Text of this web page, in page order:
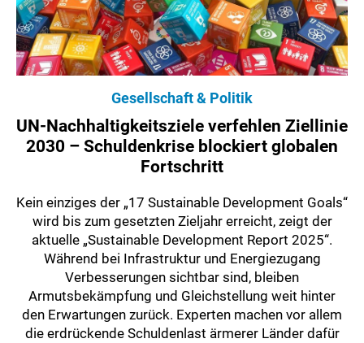
Gesellschaft & Politik
UN-Nachhaltigkeitsziele verfehlen Ziellinie
2030 – Schuldenkrise blockiert globalen
Fortschritt
Kein einziges der „17 Sustainable Development Goals“
wird bis zum gesetzten Zieljahr erreicht, zeigt der
aktuelle „Sustainable Development Report 2025“.
Während bei Infrastruktur und Energiezugang
Verbesserungen sichtbar sind, bleiben
Armutsbekämpfung und Gleichstellung weit hinter
den Erwartungen zurück. Experten machen vor allem
die erdrückende Schuldenlast ärmerer Länder dafür